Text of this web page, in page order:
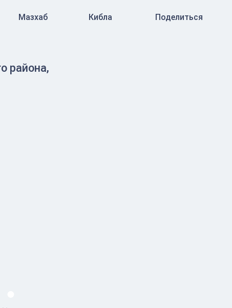
Мазхаб Кибла Поделиться
района,